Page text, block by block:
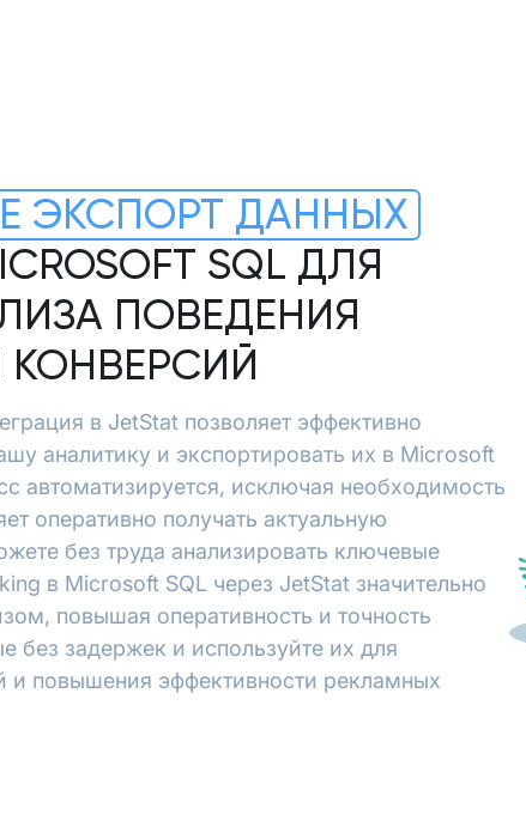
ЭКСПОРТ ДАННЫХ
SQL ДЛЯ
ПОВЕДЕНИЯ
КОНВЕРСИЙ
в JetStat позволяет эффективно
аналитику и экспортировать их в Microsoft
автоматизируется, исключая необходимость
оперативно получать актуальную
без труда анализировать ключевые
в Microsoft SQL через JetStat значительно
повышая оперативность и точность
без задержек и используйте их для
и повышения эффективности рекламных